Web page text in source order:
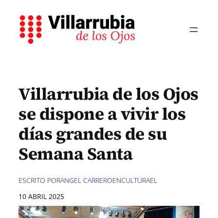
contenido
Villarrubia de los Ojos
se dispone a vivir los
días grandes de su
Semana Santa
ESCRITO PORANGEL CARREROENCULTURAEL
10 ABRIL 2025